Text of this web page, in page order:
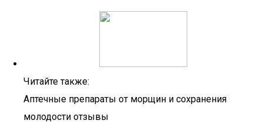
Читайте также:
Аптечные препараты от морщин и сохранения
молодости отзывы